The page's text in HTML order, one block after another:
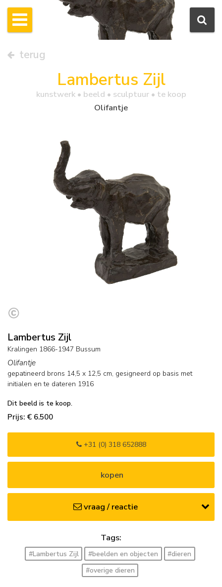
terug
Lambertus Zijl
kunstwerk • beeld • sculptuur • te koop
Olifantje
Lambertus Zijl
Kralingen 1866-1947 Bussum
Olifantje
gepatineerd brons 14,5 x 12,5 cm, gesigneerd op basis met
initialen ente dateren 1916
Dit beeld is te koop.
Prijs: € 6.500
+31 (0) 318 652888
kopen
vraag / reactie
Tags:
#Lambertus Zijl #beelden en objecten
#dieren
#overige dieren